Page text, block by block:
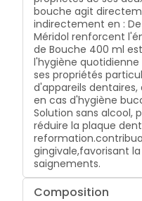
bouche agit
indirectement en :
Méridol renforcent
de Bouche 400 ml
l'hygiène
ses propriétés
d'appareils
en cas d'hygiène
Solution sans alcool,
réduire la plaque
gingivale,favorisant
saignements.
Composition